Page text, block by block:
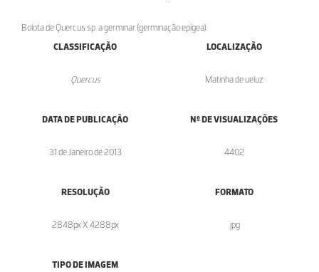
Bolota de Quercus sp. a germinar (germinação epígea).
CLASSIFICAÇÃO
Quercus
LOCALIZAÇÃO
Matinha de ueluz
DATA DE PUBLICAÇÃO
31 de Janeiro de 2013
Nº DE VISUALIZAÇÕES
4402
RESOLUÇÃO
2848px X 4288px
FORMATO
.jpg
TIPO DE IMAGEM